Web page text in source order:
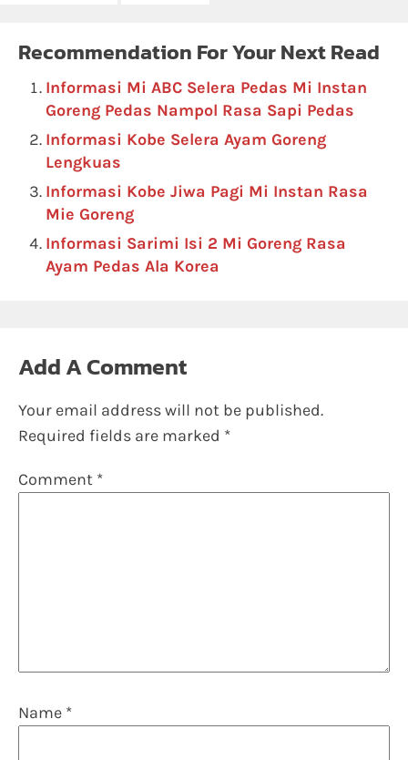
Recommendation For Your Next Read
Informasi Mi ABC Selera Pedas Mi Instan
Goreng Pedas Nampol Rasa Sapi Pedas
Informasi Kobe Selera Ayam Goreng
Lengkuas
Informasi Kobe Jiwa Pagi Mi Instan Rasa
Mie Goreng
Informasi Sarimi Isi 2 Mi Goreng Rasa
Ayam Pedas Ala Korea
Add A Comment
Your email address will not be published.
Required fields are marked *
Comment *
Name *